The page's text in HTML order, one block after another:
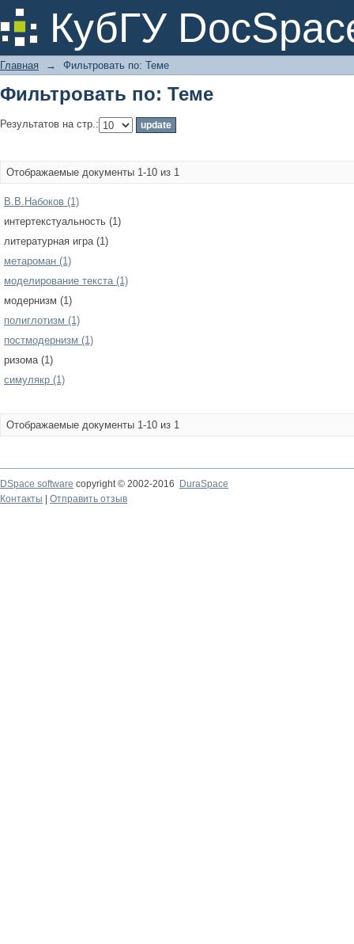
КубГУ
Фильтровать по: Теме
Главная → Фильтровать по: Теме
Фильтровать по: Теме
Результатов на стр.:
Отображаемые документы 1-10 из 1
В.В.Набоков (1)
интертекстуальность (1)
литературная игра (1)
метароман (1)
моделирование текста (1)
модернизм (1)
полиглотизм (1)
постмодернизм (1)
ризома (1)
симулякр (1)
Отображаемые документы 1-10 из 1
DSpace software copyright © 2002-2016
DuraSpace
Контакты
Отправить отзыв